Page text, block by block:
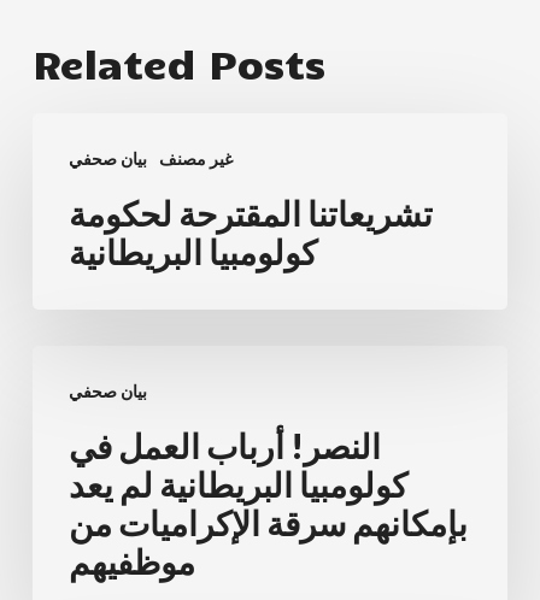
Related Posts
بيان صحفي غير مصنف
المقترحة
لحكومة
كولومبيا
البريطانية
تشريعاتنا المقترحة لحكومة
كولومبيا البريطانية
بيان صحفيأرباب
كولومبيا
البريطانية
النصر! أرباب العمل في
كولومبيا البريطانية لم يعد
بإمكانهم سرقة الإكراميات من
موظفيهم